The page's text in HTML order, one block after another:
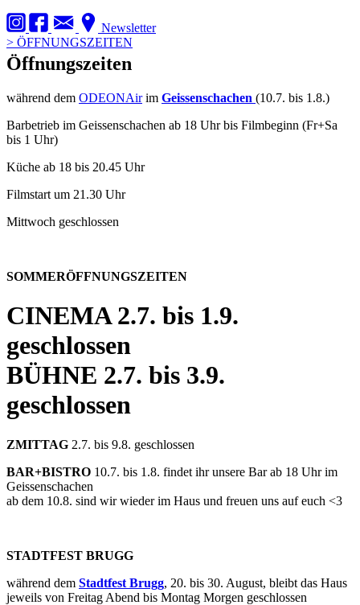
Newsletter
> ÖFFNUNGSZEITEN
Öffnungszeiten
während dem ODEONAirim Geissenschachen (10.7. bis 1.8.)
Barbetrieb im Geissenschachen ab 18 Uhr bis Filmbeginn (Fr+Sa
bis 1 Uhr)
Küche ab 18 bis 20.45 Uhr
Filmstart um 21.30 Uhr
Mittwoch geschlossen
SOMMERÖFFNUNGSZEITEN
CINEMA2.7. bis 1.9.
geschlossen
BÜHNE 2.7. bis 3.9.
geschlossen
ZMITTAG 2.7. bis 9.8. geschlossen
BAR+BISTRO 10.7. bis 1.8. findet ihr unsere Bar ab 18 Uhr im
Geissenschachen
ab dem 10.8. sind wir wieder im Haus und freuen uns auf euch <3
STADTFEST BRUGG
während dem Stadtfest Brugg, 20. bis 30. August, bleibt das Haus
jeweils von Freitag Abend bis Montag Morgen geschlossen